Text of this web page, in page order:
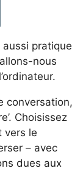
aussi pratique
nous
conversation,
Choisissez
vers le
– avec
dues aux